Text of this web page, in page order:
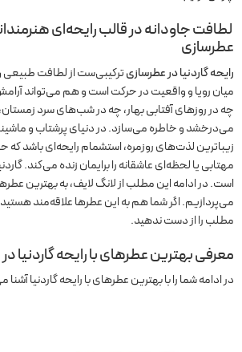
لطافت جاودانه در قالب رایحه‌ای
عطرسازی
رایحه گاردنیا در عطرسازیترکیبی‌ست از لطافت
میان رویا و واقعیت در حرکت است و هم می‌تواند
چه در روزهای آفتابی بهار، چه در شب‌های سرد
می‌درخشد و خاطره می‌سازد. در دنیای پرشتاب و
زیباترین لذت‌های روزمره، استشمام رایحه‌ای باشد
مهتابی یا لحظه‌ای عاشقانه را برایمان زنده می‌کند.
است. در ادامه این مطلب از لانگ لایف، به بهترین
می‌پردازیم. اگر شما هم به این عطرها علاقه‌مند
مطلب را از دست ندهید.
معرفی بهترین عطرهای بارایحه گاردنیا
در ادامه شما را با بهترین عطرهای با رایحه گاردنیا